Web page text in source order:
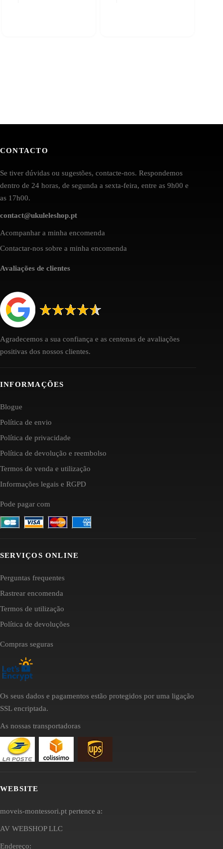
CONTACTO
Se tiver dúvidas ou sugestões, contacte-nos. Respondemos
dentro de 24 horas, de segunda a sexta-feira, entre as 9h00 e
as 17h00.
contact@ukuleleshop.pt
Acompanhar a minha encomenda
Contactar-nos sobre a minha encomenda
Avaliações de clientes
Agradecemos a sua confiança e as centenas de avaliações
positivas dos nossos clientes.
INFORMAÇÕES
Blogue
Política de envio
Política de privacidade
Política de devolução e reembolso
Termos de venda e utilização
Informações legais e RGPD
Pode pagar com
SERVIÇOS ONLINE
Perguntas frequentes
Rastrear encomenda
Termos de utilização
Política de devoluções
Compras seguras
Os seus dados e pagamentos estão protegidos por uma ligação
SSL encriptada.
As nossas transportadoras
WEBSITE
moveis-montessori.pt pertence a:
AV WEBSHOP LLC
Endereço: